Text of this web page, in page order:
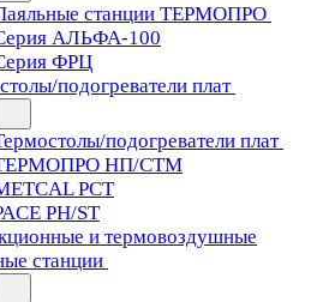
станции ТЕРМОПРО
АЛЬФА-100
ФРЦ
подогреватели плат
подогреватели плат
НП/СТМ
PCT
PH/ST
и термовоздушные
станции